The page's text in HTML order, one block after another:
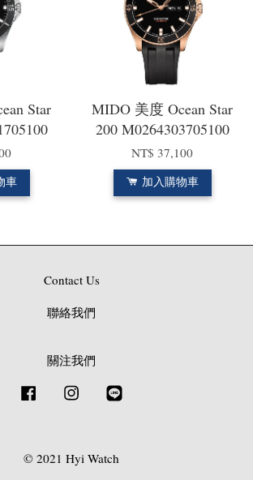
Star
車
MIDO 美度 Ocean Star
200 M0264303705100
NT$ 37,100
加入購物車
Contact Us
聯絡我們
關注我們
Facebook Instagram
© 2021 Hyi Watch